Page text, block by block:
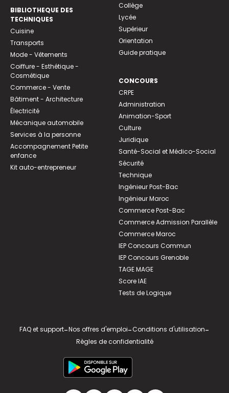
BIBLIOTHEQUE DES
TECHNIQUES
Cuisine
Transports
Mode - Vêtements
Coiffure - Esthétique -
Cosmétique
Commerce - Vente
Bâtiment - Architecture
Électricité
Mécanique automobile
Services à la personne
Accompagnement Petite
enfance
Kit auto-entrepreneur
Collège
Lycée
Supérieur
Orientation
Guide pratique
CONCOURS
CRPE
Administration
Animation-Sport
Culture
Juridique
Santé-Social et Médico-Social
Sécurité
Technique
Ingénieur Post-Bac
Ingénieur Maroc
Commerce Post-Bac
Commerce Admission Parallèle
Commerce Maroc
IEP Concours Commun
IEP Concours Grenoble
TAGE MAGE
Score IAE
Tests de Logique
FAQ et support-Nos offres d'emploi-Conditions d'utilisation-
Règles de confidentialité